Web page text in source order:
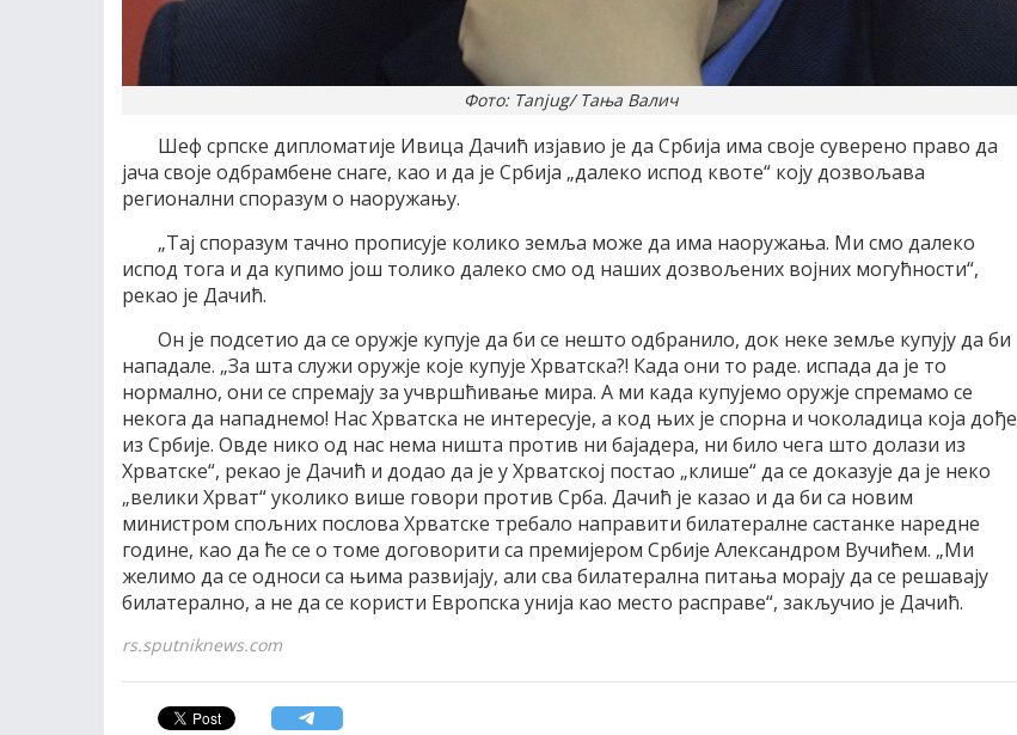
Фото: Tanjug/ Тања Валич
Шеф српске дипломатије Ивица Дачић изјавио је да Србија има своје суверено право да
јача своје одбрамбене снаге, као и да је Србија „далеко испод квоте“ коју дозвољава
регионални споразум о наоружању.
„Тај споразум тачно прописује колико земља може да има наоружања. Ми смо далеко
испод тога и да купимо још толико далеко смо од наших дозвољених војних могућности“,
рекао је Дачић.
Он је подсетио да се оружје купује да би се нешто одбранило, док неке земље купују да би
нападале. „За шта служи оружје које купује Хрватска?! Када они то раде. испада да је то
нормално, они се спремају за учвршћивање мира. А ми када купујемо оружје спремамо се
некога да нападнемо! Нас Хрватска не интересује, а код њих је спорна и чоколадица која дође
из Србије. Овде нико од нас нема ништа против ни бајадера, ни било чега што долази из
Хрватске“, рекао је Дачић и додао да је у Хрватској постао „клише“ да се доказује да је неко
„велики Хрват“ уколико више говори против Срба. Дачић је казао и да би са новим
министром спољних послова Хрватске требало направити билатералне састанке наредне
године, као да ће се о томе договорити са премијером Србије Александром Вучићем. „Ми
желимо да се односи са њима развијају, али сва билатерална питања морају да се решавају
билатерално, а не да се користи Европска унија као место расправе“, закључио је Дачић.
rs.sputniknews.com